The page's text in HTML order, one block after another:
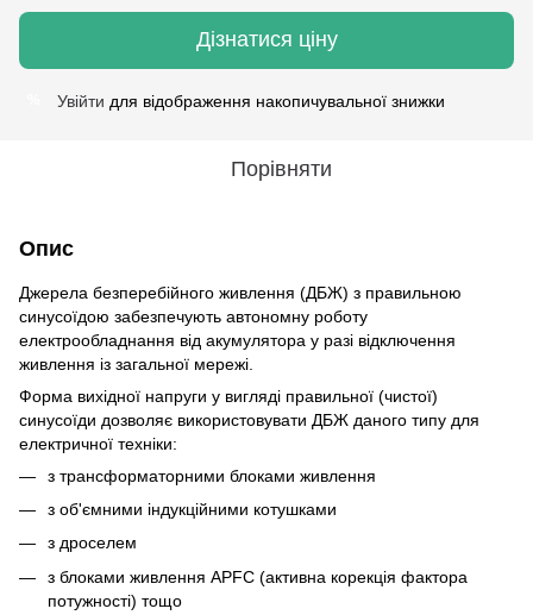
Дізнатися ціну
Увійти для відображення накопичувальної знижки
Порівняти
Опис
Джерела безперебійного живлення (ДБЖ) з правильною
синусоїдою забезпечують автономну роботу
електрообладнання від акумулятора у разі відключення
живлення із загальної мережі.
Форма вихідної напруги у вигляді правильної (чистої)
синусоїди дозволяє використовувати ДБЖ даного типу для
електричної техніки:
з трансформаторними блоками живлення
з об'ємними індукційними котушками
з дроселем
з блоками живлення APFC (активна корекція фактора
потужності) тощо